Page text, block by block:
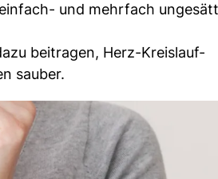
und mehrfach
beitragen, Herz-Kreislauf-
sauber.